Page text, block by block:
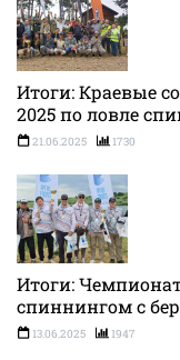
Итоги: Краевые
2025 по ловле
21.06.2025 1730
Итоги:
спиннингом с
13.06.2025 1947